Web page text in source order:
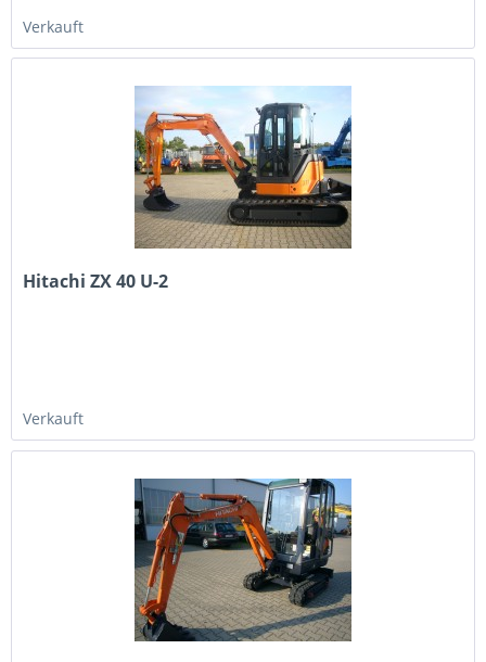
Verkauft
Hitachi ZX 40 U-2
Verkauft